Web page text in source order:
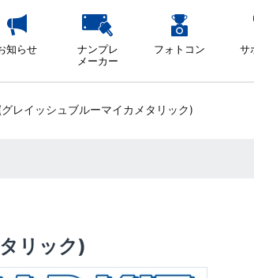
知らせ
ナンプレ
メーカー
フォトコン サ
レイッシュブルーマイカメタリック)
リック)